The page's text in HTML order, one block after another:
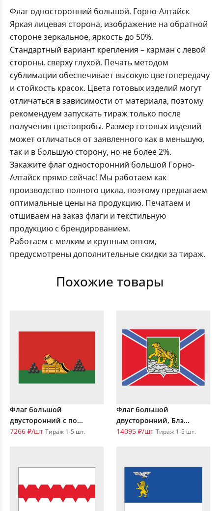
Флаг односторонний большой. Горно-Алтайск
Яркая лицевая сторона, изображение на обратной
стороне зеркальное, яркость до 50%.
Стандартный вариант крепления – карман с левой
стороны, сверху глухой. Печать методом
сублимации обеспечивает высокую цветопередачу
и стойкость красок. Цвета готовых изделий могут
отличаться в зависимости от материала, поэтому
рекомендуем запускать тираж только после
получения цветопробы. Размер готовых изделий
может отличаться от заявленного как в меньшую,
так и в большую сторону, но не более 2%.
Закажите флаг односторонний большой Горно-
Алтайск прямо сейчас! Мы работаем как
производство полного цикла, поэтому предлагаем
оптимальные цены на продукцию. Печатаем и
отшиваем на заказ флаги и текстильную
продукцию с брендированием.
Работаем с мелким и крупным оптом,
предусмотрены дополнительные скидки за тираж.
Похожие товары
Флаг большой
двусторонний с по...
7266 ₽/шт Тираж 1-5 шт.
Флаг большой
двусторонний, Блэ...
14095 ₽/шт Тираж 1-5 шт.